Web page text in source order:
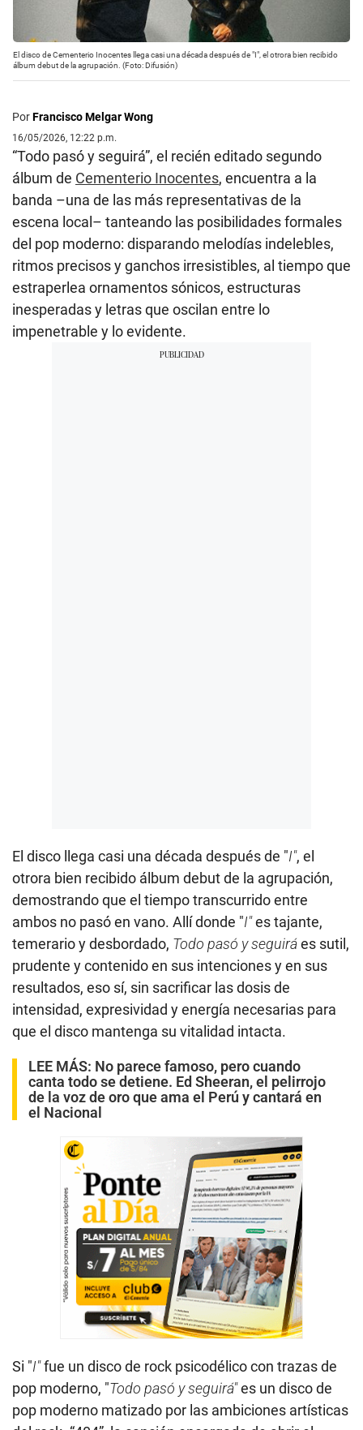
El disco de Cementerio Inocentes llega casi una década después de "I", el otrora bien recibido
álbum debut de la agrupación. (Foto: Difusión)
PorFrancisco Melgar Wong
16/05/2026, 12:22 p.m.
“Todo pasó y seguirá”, el recién editado segundo
álbum de Cementerio Inocentes, encuentra a la
banda –una de las más representativas de la
escena local– tanteando las posibilidades formales
del pop moderno: disparando melodías indelebles,
ritmos precisos y ganchos irresistibles, al tiempo que
estraperlea ornamentos sónicos, estructuras
inesperadas y letras que oscilan entre lo
impenetrable y lo evidente.
El disco llega casi una década después de "I", el
otrora bien recibido álbum debut de la agrupación,
demostrando que el tiempo transcurrido entre
ambos no pasó en vano. Allí donde "I"es tajante,
temerario y desbordado, Todo pasó y seguiráes sutil,
prudente y contenido en sus intenciones y en sus
resultados, eso sí, sin sacrificar las dosis de
intensidad, expresividad y energía necesarias para
que el disco mantenga su vitalidad intacta.
LEE MÁS: No parece famoso, pero cuando
canta todo se detiene. Ed Sheeran, el pelirrojo
de la voz de oro que ama el Perú y cantará en
el Nacional
Si "I"fue un disco de rock psicodélico con trazas de
pop moderno, "Todo pasó y seguirá"es un disco de
pop moderno matizado por las ambiciones artísticas